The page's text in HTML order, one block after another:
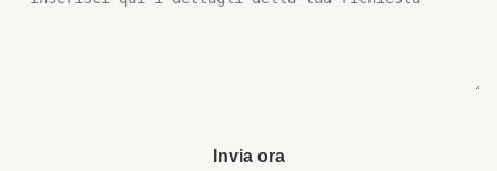
Invia ora